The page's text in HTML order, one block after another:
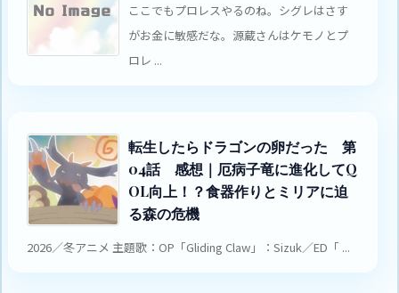
ここでもプロレスやるのね。シグレはさす
がお金に敏感だな。源蔵さんはケモノとプ
ロレ ...
転生したらドラゴンの卵だった 第
04話 感想｜厄病子竜に進化してQ
OL向上！？食器作りとミリアに迫
る森の危機
2026／冬アニメ 主題歌：OP「Gliding Claw」：Sizuk／ED「 ...